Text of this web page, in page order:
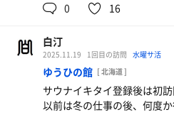
九州場所、盛り上がってき
錦の三つ巴か。誰かが一波
ん。休憩を挟まず、観戦メイ
た。※相撲中継終了後、ゆっ
ドライサウナ：9分 8分 7分
水風呂：1分 × 5
0 16
白汀
2025.11.19 1回目の訪問 水曜サ活
ゆうひの館 [ 北海道 ]
サウナイキタイ登録後は初訪
以前は冬の仕事の後、何度か